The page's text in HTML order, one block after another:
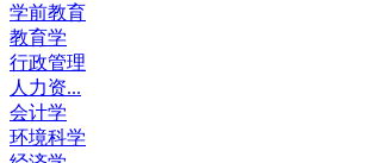
学前教育
教育学
行政管理
人力资...
会计学
环境科学